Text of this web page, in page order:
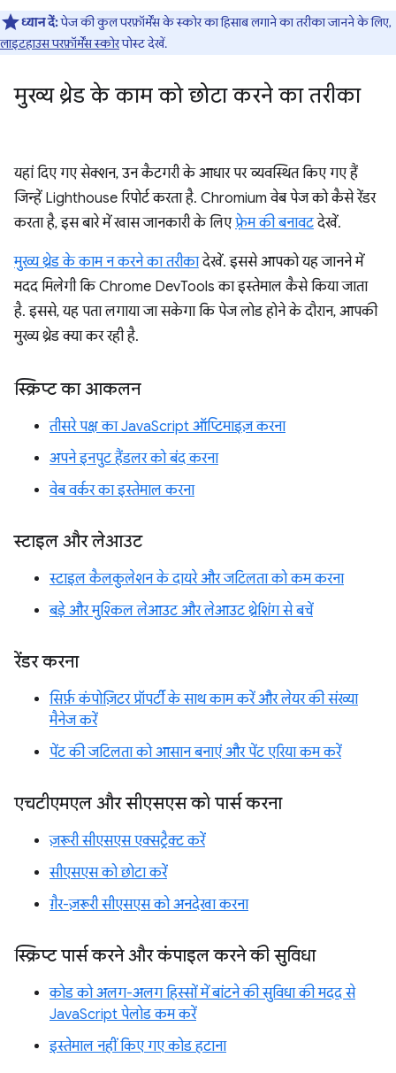
ध्यान दें:पेज की कुल परफ़ॉर्मेंस के स्कोर का हिसाब लगाने का तरीका जानने के लिए,
लाइटहाउस परफ़ॉर्मेंस स्कोरपोस्ट देखें.
मुख्य थ्रेड के काम को छोटा करने का तरीका
यहां दिए गए सेक्शन, उन कैटगरी के आधार पर व्यवस्थित किए गए हैं
जिन्हें Lighthouse रिपोर्ट करता है. Chromium वेब पेज को कैसे रेंडर
करता है, इस बारे में खास जानकारी के लिएफ़्रेम की बनावटदेखें.
मुख्य थ्रेड के काम न करने का तरीकादेखें. इससे आपको यह जानने में
मदद मिलेगी कि Chrome DevTools का इस्तेमाल कैसे किया जाता
है. इससे, यह पता लगाया जा सकेगा कि पेज लोड होने के दौरान, आपकी
मुख्य थ्रेड क्या कर रही है.
स्क्रिप्ट का आकलन
तीसरे पक्ष का JavaScript ऑप्टिमाइज़ करना
अपने इनपुट हैंडलर को बंद करना
वेब वर्कर का इस्तेमाल करना
स्टाइल और लेआउट
स्टाइल कैलकुलेशन के दायरे और जटिलता को कम करना
बड़े और मुश्किल लेआउट और लेआउट थ्रेशिंग से बचें
रेंडर करना
सिर्फ़ कंपोज़िटर प्रॉपर्टी के साथ काम करें और लेयर की संख्या
मैनेज करें
पेंट की जटिलता को आसान बनाएं और पेंट एरिया कम करें
एचटीएमएल और सीएसएस को पार्स करना
ज़रूरी सीएसएस एक्सट्रैक्ट करें
सीएसएस को छोटा करें
ग़ैर-ज़रूरी सीएसएस को अनदेखा करना
स्क्रिप्ट पार्स करने और कंपाइल करने की सुविधा
कोड को अलग-अलग हिस्सों में बांटने की सुविधा की मदद से
JavaScript पेलोड कम करें
इस्तेमाल नहीं किए गए कोड हटाना